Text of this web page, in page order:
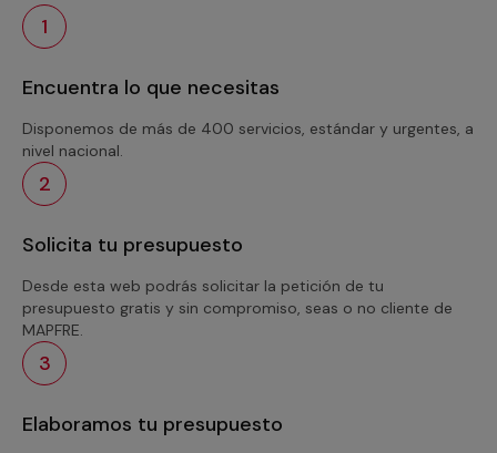
1
Encuentra lo que necesitas
Disponemos de más de 400 servicios, estándar y urgentes, a
nivel nacional.
2
Solicita tu presupuesto
Desde esta web podrás solicitar la petición de tu
presupuesto gratis y sin compromiso, seas o no cliente de
MAPFRE.
3
Elaboramos tu presupuesto